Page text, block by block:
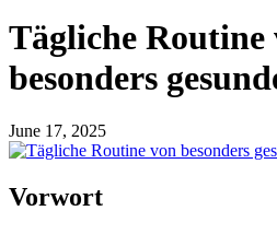
Tägliche Routine
besonders
June 17, 2025
Vorwort